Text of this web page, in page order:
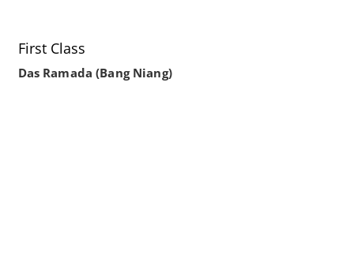
First Class
Das Ramada (Bang Niang)